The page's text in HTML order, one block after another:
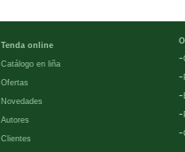
Tenda online
Catálogo en liña
Ofertas
Novedades
Autores
Clientes
-
-
-
-
-